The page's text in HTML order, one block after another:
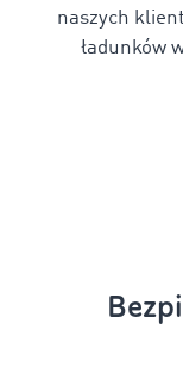
naszych
ładunków